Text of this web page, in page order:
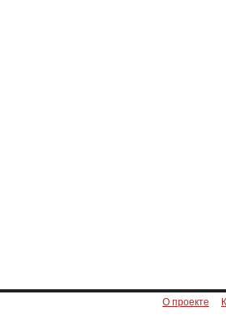
О проекте